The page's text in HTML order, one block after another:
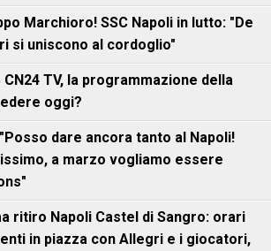
Marchioro! SSC Napoli in lutto: "De
si uniscono al cordoglio"
TV, la programmazione della
oggi?
dare ancora tanto al Napoli!
a marzo vogliamo essere
ritiro Napoli Castel di Sangro: orari
in piazza con Allegri e i giocatori,